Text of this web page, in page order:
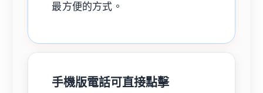
最方便的方式。
手機版電話可直接點擊